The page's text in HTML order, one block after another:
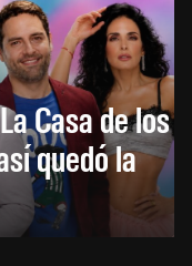
Casa de los
quedó la